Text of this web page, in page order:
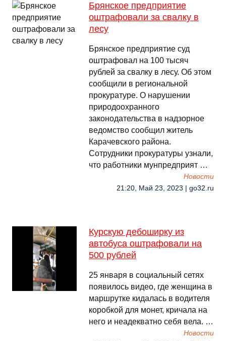
Брянское предприятие
оштрафовали за свалку в
лесу
Брянское предприятие суд
оштрафовал на 100 тысяч
рублей за свалку в лесу. Об этом
сообщили в региональной
прокуратуре. О нарушении
природоохранного
законодательства в надзорное
ведомство сообщил житель
Карачевского района.
Сотрудники прокуратуры узнали,
что работники мунпредприят …
Новости
21:20, Май 23, 2023 | go32.ru
Курскую дебоширку из
автобуса оштрафовали на
500 рублей
25 января в социальный сетях
появилось видео, где женщина в
маршрутке кидалась в водителя
коробкой для монет, кричала на
него и неадекватно себя вела. …
Новости